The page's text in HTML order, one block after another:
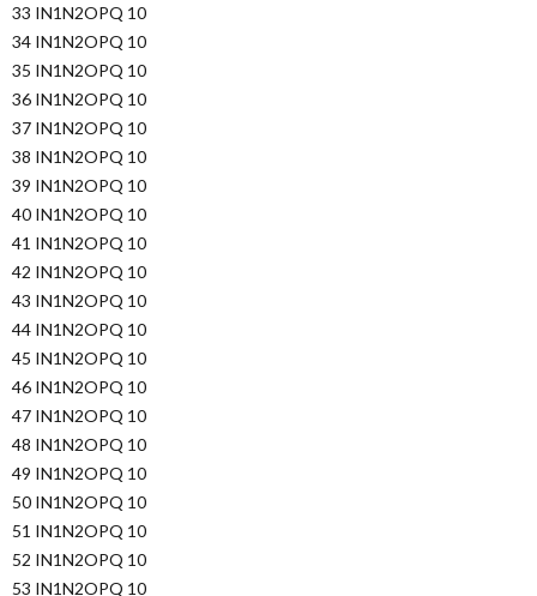
33 IN1N2OPQ 10
34 IN1N2OPQ 10
35 IN1N2OPQ 10
36 IN1N2OPQ 10
37 IN1N2OPQ 10
38 IN1N2OPQ 10
39 IN1N2OPQ 10
40 IN1N2OPQ 10
41 IN1N2OPQ 10
42 IN1N2OPQ 10
43 IN1N2OPQ 10
44 IN1N2OPQ 10
45 IN1N2OPQ 10
46 IN1N2OPQ 10
47 IN1N2OPQ 10
48 IN1N2OPQ 10
49 IN1N2OPQ 10
50 IN1N2OPQ 10
51 IN1N2OPQ 10
52 IN1N2OPQ 10
53 IN1N2OPQ 10